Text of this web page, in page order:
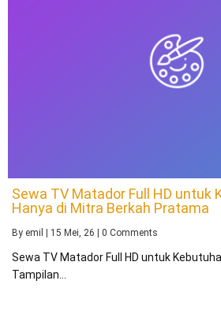
Sewa TV Matador Full HD untuk
Hanya di Mitra Berkah Pratama
By emil 15 Mei, 26 0 Comments
Sewa TV Matador Full HD untuk
Tampilan…